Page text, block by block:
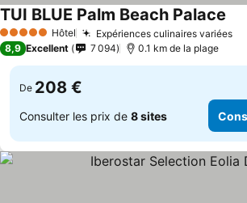
5 Étoiles Hôtel Expériences culinaires variées
TUI BLUE Palm Beach Palace
8,9 Excellent 7 094 0.1 km de la plage
De 208 €
Consulter les prix de 8 sites